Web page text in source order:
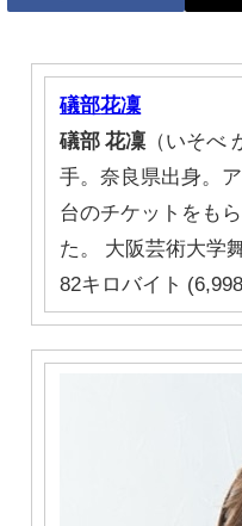
礒部花凜
礒部 花凜 （いそべ
手。奈良県出身。
台のチケットをも
た。 大阪芸術大学
82キロバイト